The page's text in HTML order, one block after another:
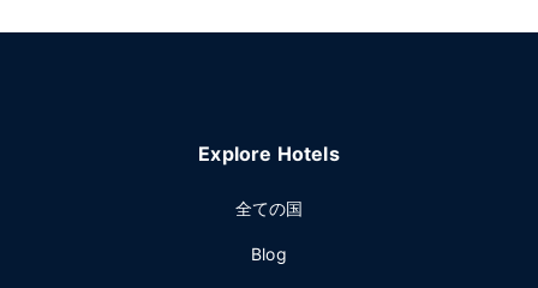
Explore Hotels
全ての国
Blog